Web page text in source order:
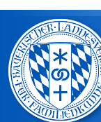
Direkt zum Inhalt